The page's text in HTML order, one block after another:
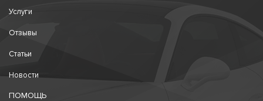
Услуги
Отзывы
Статьи
Новости
ПОМОЩЬ